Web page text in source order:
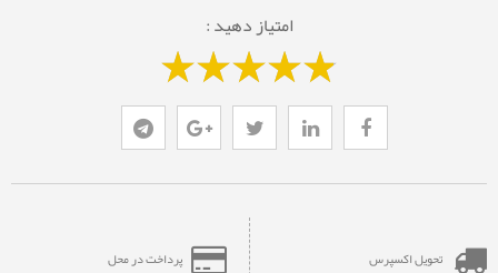
امتیاز دهید :
تحویل اکسپرس پرداخت در محل